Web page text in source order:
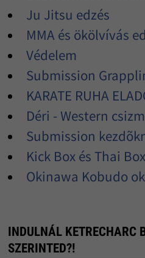
Ju Jitsu edzés
MMA és ökölvívás
Védelem
Submission
KARATE RUHA
Déri - Western
Submission
Kick Box és Thai
Okinawa Kobudo
INDULNÁL KETRECHARC
SZERINTED?!